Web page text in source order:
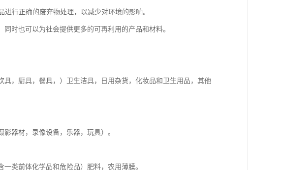
行正确的废弃物处理，以减少对环境的影响。
时也可以为社会提供更多的可再利用的产品和材料。
，厨具，餐具，）卫生洁具，日用杂货，化妆品和卫生用品，其他
器材，录像设备，乐器，玩具）。
类前体化学品和危险品）肥料，农用薄膜。